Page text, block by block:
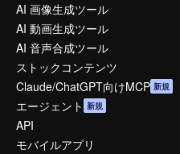
AI 画像生成ツール
AI 動画生成ツール
AI 音声合成ツール
ストックコンテンツ
Claude/ChatGPT向けMCP 新規
エージェント 新規
API
モバイルアプリ